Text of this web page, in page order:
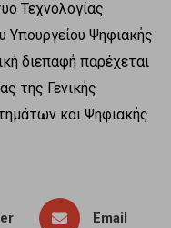
Τεχνολογίας
Υπουργείου Ψηφιακής
διεπαφή παρέχεται
της Γενικής
και Ψηφιακής
Email